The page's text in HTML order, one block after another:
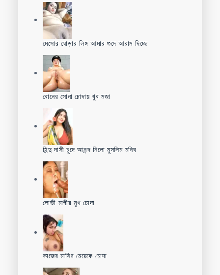
মেসোর ঘোড়ার লিঙ্গ আমার গুদে আরাম দিচ্ছে
বোনের সোনা চোদায় খুব মজা
হিন্দু দাসী চুদে আনন্দ নিলো মুসলিম মনিব
লোভী মাগীর মুখ চোদা
কাজের মাসির মেয়েকে চোদা